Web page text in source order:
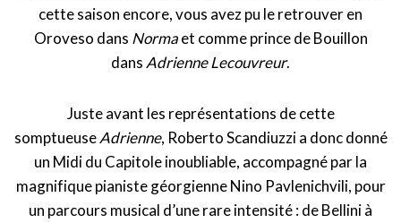
cette saison encore, vous avez pu le retrouver en
Oroveso dans Normaet comme prince de Bouillon
dans Adrienne Lecouvreur.
Juste avant les représentations de cette
somptueuseAdrienne, Roberto Scandiuzzi a donc donné
un Midi du Capitole inoubliable, accompagné par la
magnifique pianiste géorgienne Nino Pavlenichvili, pour
un parcours musical d’une rare intensité : de Bellini à